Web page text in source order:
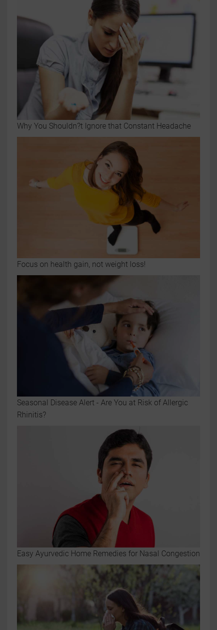
Why You Shouldn?t Ignore that Constant Headache
Focus on health gain, not weight loss!
Seasonal Disease Alert - Are You at Risk of Allergic
Rhinitis?
Easy Ayurvedic Home Remedies for Nasal Congestion